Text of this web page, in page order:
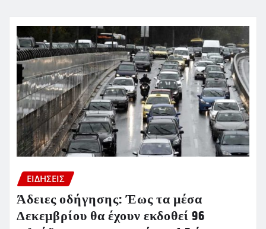
ΕΙΔΗΣΕΙΣ
Άδειες οδήγησης: Έως τα μέσα
Δεκεμβρίου θα έχουν εκδοθεί 96